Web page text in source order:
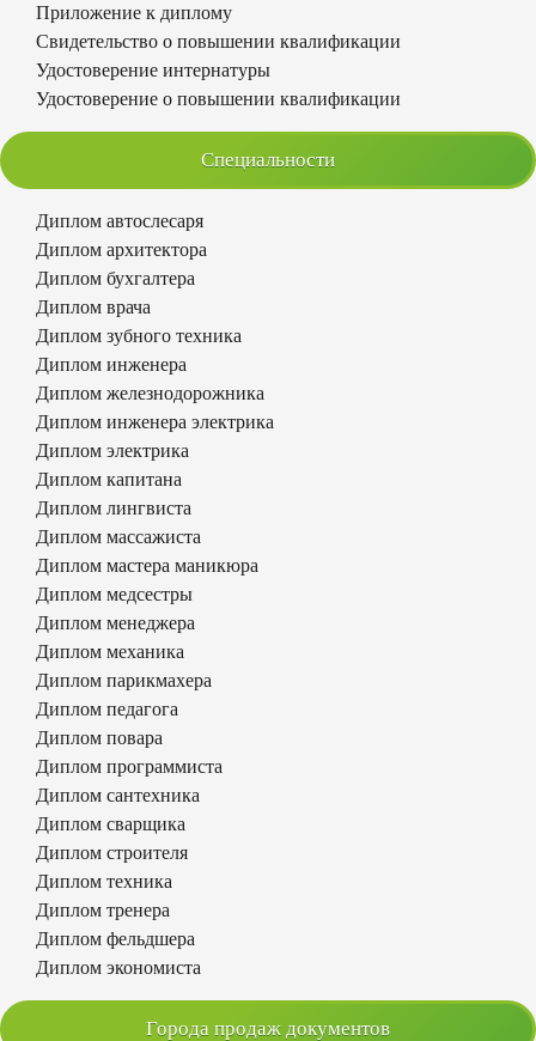
Приложение к диплому
Свидетельство о повышении квалификации
Удостоверение интернатуры
Удостоверение о повышении квалификации
Специальности
Диплом автослесаря
Диплом архитектора
Диплом бухгалтера
Диплом врача
Диплом зубного техника
Диплом инженера
Диплом железнодорожника
Диплом инженера электрика
Диплом электрика
Диплом капитана
Диплом лингвиста
Диплом массажиста
Диплом мастера маникюра
Диплом медсестры
Диплом менеджера
Диплом механика
Диплом парикмахера
Диплом педагога
Диплом повара
Диплом программиста
Диплом сантехника
Диплом сварщика
Диплом строителя
Диплом техника
Диплом тренера
Диплом фельдшера
Диплом экономиста
Города продаж документов